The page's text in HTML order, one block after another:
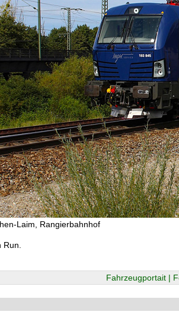
Laim, Rangierbahnhof
Fahrzeugportait |